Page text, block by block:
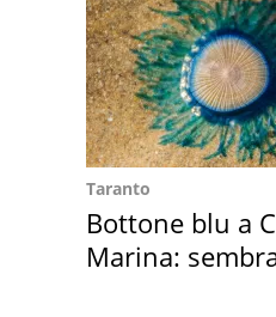
Taranto
Bottone blu a
Marina: